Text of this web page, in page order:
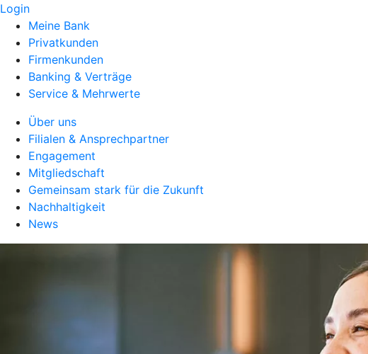
Login
Meine Bank
Privatkunden
Firmenkunden
Banking & Verträge
Service & Mehrwerte
Über uns
Filialen & Ansprechpartner
Engagement
Mitgliedschaft
Gemeinsam stark für die Zukunft
Nachhaltigkeit
News